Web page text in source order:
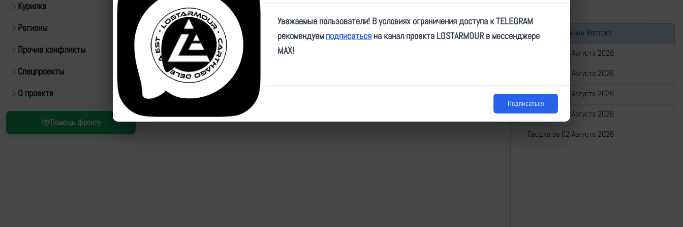
Курилка
Регионы
Прочие конфликты
Спецпроекты
О проекте
Помощь фронту
| Автор:makpif| Дата:2025-03-09| Просмотров:1291| Теги:
Война на Ближнем Востоке
Сводка за 06 Августа 2026
Сводка за 05 Августа 2026
Сводка за 04 Августа 2026
Сводка за 03 Августа 2026
Сводка за 02 Августа 2026
Уважаемые пользователи! В условиях ограничения доступа к TELEGRAM
рекомендуем подписаться на канал проекта LOSTARMOUR в мессенджере
MAX!
Подписаться